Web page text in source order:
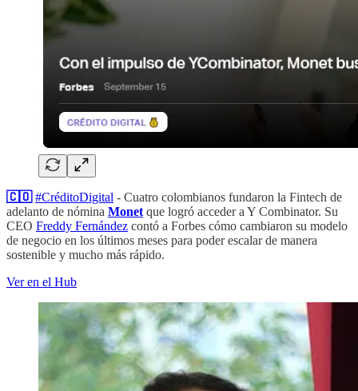
🇨🇴 #CréditoDigital - Cuatro colombianos fundaron la Fintech de
adelanto de nómina Monet que logró acceder a Y Combinator. Su
CEO Freddy Fernández contó a Forbes cómo cambiaron su modelo
de negocio en los últimos meses para poder escalar de manera
sostenible y mucho más rápido.
Ver en el Hub